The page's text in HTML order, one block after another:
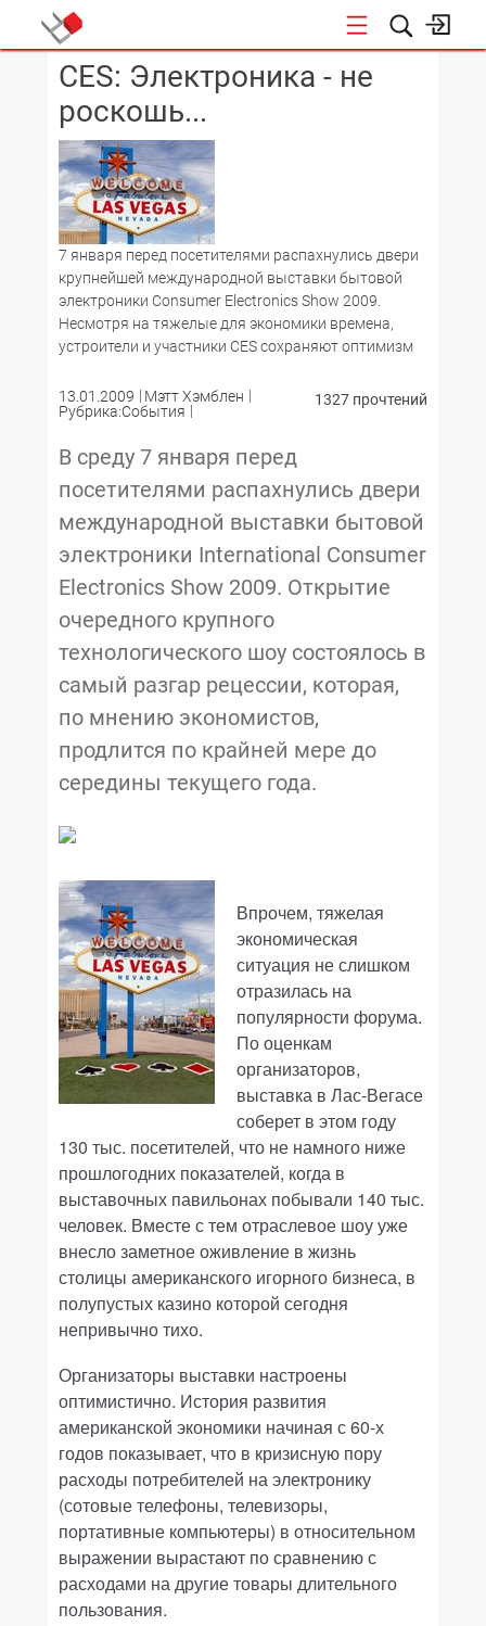
КОНФЕРЕНЦИИ
CES: Электроника - не
роскошь...
7 января перед посетителями распахнулись двери
крупнейшей международной выставки бытовой
электроники Consumer Electronics Show 2009.
Несмотря на тяжелые для экономики времена,
устроители и участники CES сохраняют оптимизм
13.01.2009
Мэтт Хэмблен
Рубрика:События
1327 прочтений
В среду 7 января перед
посетителями распахнулись двери
международной выставки бытовой
электроники International Consumer
Electronics Show 2009. Открытие
очередного крупного
технологического шоу состоялось в
самый разгар рецессии, которая,
по мнению экономистов,
продлится по крайней мере до
середины текущего года.
Впрочем, тяжелая
экономическая
ситуация не слишком
отразилась на
популярности форума.
По оценкам
организаторов,
выставка в Лас-Вегасе
соберет в этом году
130 тыс. посетителей, что не намного ниже
прошлогодних показателей, когда в
выставочных павильонах побывали 140 тыс.
человек. Вместе с тем отраслевое шоу уже
внесло заметное оживление в жизнь
столицы американского игорного бизнеса, в
полупустых казино которой сегодня
непривычно тихо.
Организаторы выставки настроены
оптимистично. История развития
американской экономики начиная с 60-х
годов показывает, что в кризисную пору
расходы потребителей на электронику
(сотовые телефоны, телевизоры,
портативные компьютеры) в относительном
выражении вырастают по сравнению с
расходами на другие товары длительного
пользования.